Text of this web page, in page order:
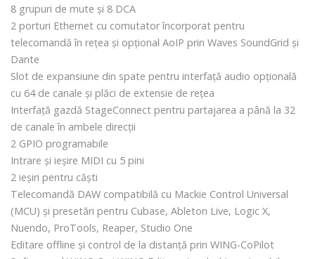
8 grupuri de mute și 8 DCA
2 porturi Ethernet cu comutator încorporat pentru
telecomandă în rețea și opțional AoIP prin Waves SoundGrid și
Dante
Slot de expansiune din spate pentru interfață audio opțională
cu 64 de canale și plăci de extensie de rețea
Interfață gazdă StageConnect pentru partajarea a până la 32
de canale în ambele direcții
2 GPIO programabile
Intrare și ieșire MIDI cu 5 pini
2 ieșiri pentru căști
Telecomandă DAW compatibilă cu Mackie Control Universal
(MCU) și presetări pentru Cubase, Ableton Live, Logic X,
Nuendo, ProTools, Reaper, Studio One
Editare offline și control de la distanță prin WING-CoPilot